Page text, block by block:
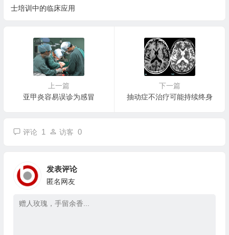
士培训中的临床应用
上一篇
亚甲炎容易误诊为感冒
下一篇
抽动症不治疗可能持续终身
评论 1 访客 0
发表评论
匿名网友